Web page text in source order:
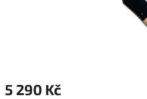
Značky
5 290 Kč